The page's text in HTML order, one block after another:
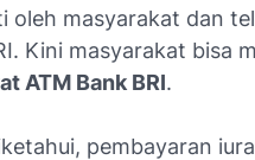
oleh masyarakat dan
Kini masyarakat bisa
ATM Bank BRI.
pembayaran